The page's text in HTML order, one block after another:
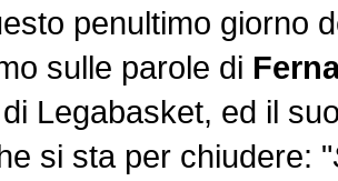
penultimo giorno
sulle parole di
Legabasket, ed il
si sta per chiudere: "